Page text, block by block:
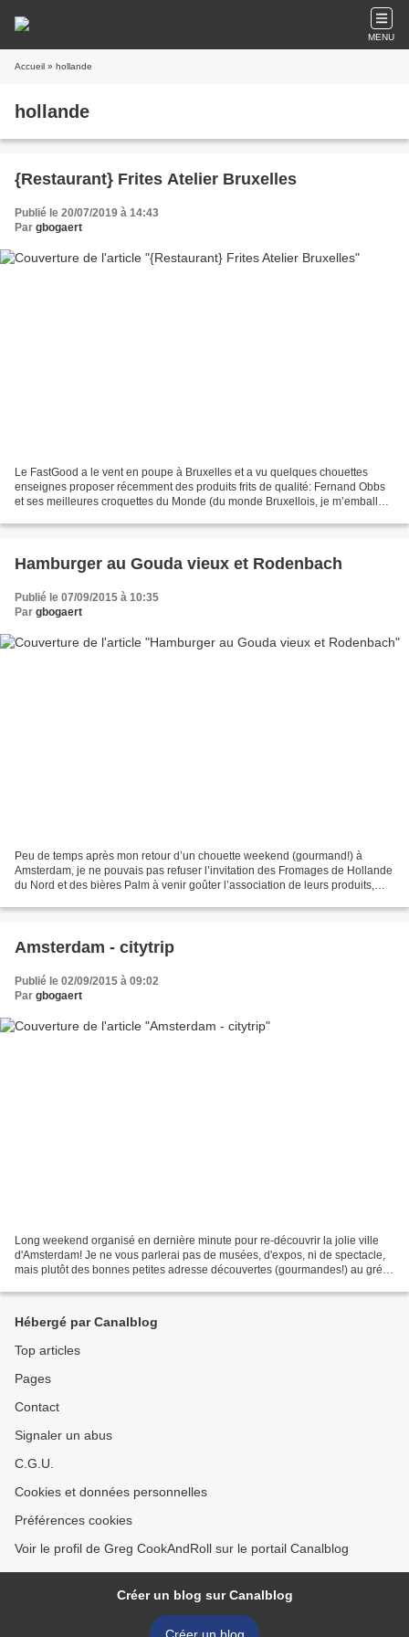
MENU
Accueil » hollande
hollande
{Restaurant} Frites Atelier Bruxelles
Publié le 20/07/2019 à 14:43
Par gbogaert
Le FastGood a le vent en poupe à Bruxelles et a vu quelques chouettes
enseignes proposer récemment des produits frits de qualité: Fernand Obbs
et ses meilleures croquettes du Monde (du monde Bruxellois, je m’emballe),
Hamburger au Gouda vieux et Rodenbach
Publié le 07/09/2015 à 10:35
Par gbogaert
Peu de temps après mon retour d’un chouette weekend (gourmand!) à
Amsterdam, je ne pouvais pas refuser l’invitation des Fromages de Hollande
du Nord et des bières Palm à venir goûter l’association de leurs produits,
Amsterdam - citytrip
Publié le 02/09/2015 à 09:02
Par gbogaert
Long weekend organisé en dernière minute pour re-découvrir la jolie ville
d'Amsterdam! Je ne vous parlerai pas de musées, d'expos, ni de spectacle,
mais plutôt des bonnes petites adresse découvertes (gourmandes!) au grés
Hébergé par Canalblog
Top articles
Pages
Contact
Signaler un abus
C.G.U.
Cookies et données personnelles
Préférences cookies
Voir le profil de Greg CookAndRoll sur le portail Canalblog
Créer un blog sur Canalblog